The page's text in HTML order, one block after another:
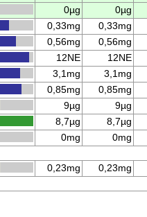
0µg 0µg
0,33mg 0,33mg
0,56mg 0,56mg
12NE 12NE
3,1mg 3,1mg
0,85mg 0,85mg
9µg 9µg
8,7µg 8,7µg
0mg 0mg
0,23mg 0,23mg